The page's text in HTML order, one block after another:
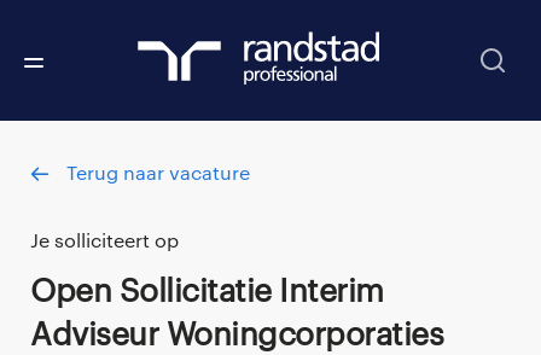
Terug naar vacature
Je solliciteert op
Open Sollicitatie Interim
Adviseur Woningcorporaties